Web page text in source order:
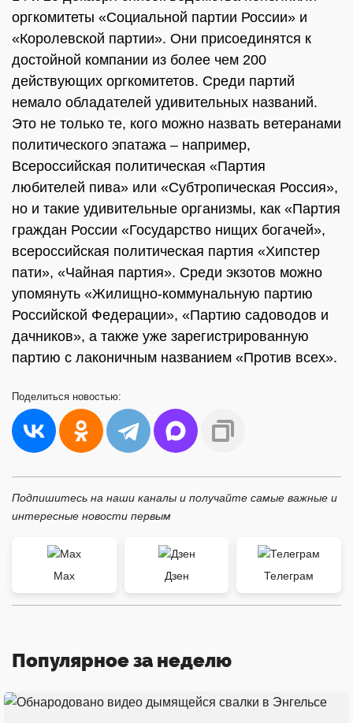
оргкомитеты «Социальной партии России» и
«Королевской партии». Они присоединятся к
достойной компании из более чем 200
действующих оргкомитетов. Среди партий
немало обладателей удивительных названий.
Это не только те, кого можно назвать ветеранами
политического эпатажа – например,
Всероссийская политическая «Партия
любителей пива» или «Субтропическая Россия»,
но и такие удивительные организмы, как «Партия
граждан России «Государство нищих богачей»,
всероссийская политическая партия «Хипстер
пати», «Чайная партия». Среди экзотов можно
упомянуть «Жилищно-коммунальную партию
Российской Федерации», «Партию садоводов и
дачников», а также уже зарегистрированную
партию с лаконичным названием «Против всех».
Поделиться новостью:
Подпишитесь на наши каналы и получайте самые важные и
интересные новости первым
Max Дзен Телеграм
Популярное за неделю